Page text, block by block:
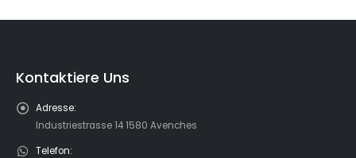
Kontaktiere Uns
Adresse:
Industriestrasse 14 1580 Avenches
Telefon: